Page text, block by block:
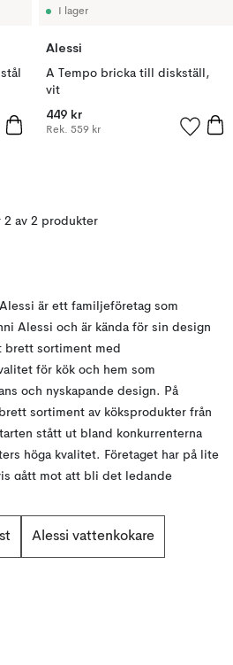
I lager
Alessi
A Tempo bricka till diskställ,
vit
449 kr
Rek. 559 kr
2 av 2 produkter
är ett familjeföretag som
Alessi och är kända för sin design
brett sortiment med
för kök och hem som
och nyskapande design. På
sortiment av köksprodukter från
stått ut bland konkurrenterna
höga kvalitet. Företaget har på lite
gått mot att bli det ledande
hjälp av deras anställdas expertis
Alessi vattenkokare